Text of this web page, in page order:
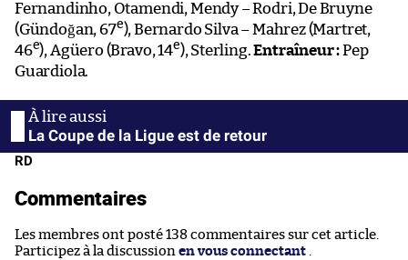
Fernandinho, Otamendi, Mendy – Rodri, De Bruyne
(Gündoğan, 67e), Bernardo Silva – Mahrez (Martret,
46e), Agüero (Bravo, 14e), Sterling.Entraîneur :Pep
Guardiola.
La Coupe de la Ligue est de retour
RD
Commentaires
Les membres ont posté 138 commentaires sur cet article.
Participez à la discussion en vous connectant .